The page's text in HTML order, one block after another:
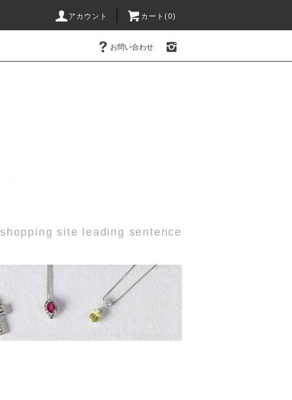
アカウント カート(0)
お問い合わせ
shopping site leading sentence